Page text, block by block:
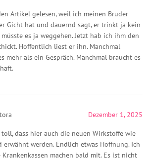
Artikel gelesen, weil ich meinen Bruder
Gicht hat und dauernd sagt, er trinkt ja kein
müsste es ja weggehen. Jetzt hab ich ihm den
Hoffentlich liest er ihn. Manchmal
mehr als ein Gespräch. Manchmal braucht es
Dezember 1, 2025
toll, dass hier auch die neuen Wirkstoffe wie
erwähnt werden. Endlich etwas Hoffnung. Ich
Krankenkassen machen bald mit. Es ist nicht